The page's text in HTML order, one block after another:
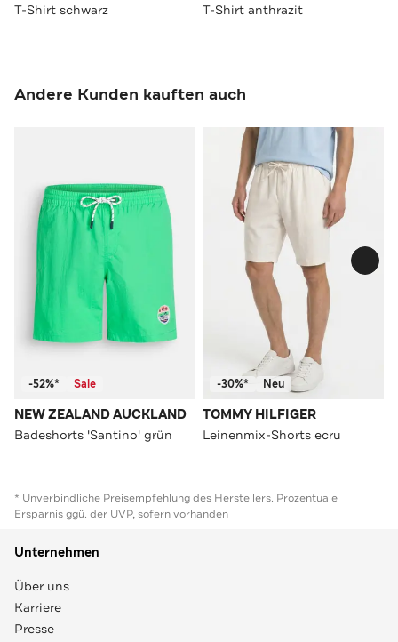
T-Shirt schwarz T-Shirt anthrazit
Andere Kunden kauften auch
-52%* Sale
NEW ZEALAND AUCKLAND
Badeshorts 'Santino' grün
-30%* Neu
TOMMY HILFIGER
Leinenmix-Shorts ecru
* Unverbindliche Preisempfehlung des Herstellers. Prozentuale
Ersparnis ggü. der UVP, sofern vorhanden
Unternehmen
Über uns
Karriere
Presse